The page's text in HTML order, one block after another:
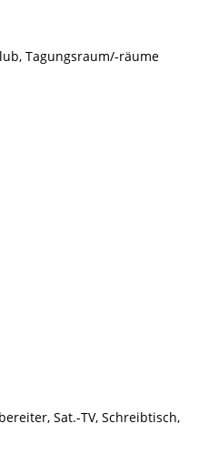
Tagungsraum/-räume
Sat.-TV, Schreibtisch,